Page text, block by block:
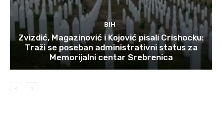
BIH
Zvizdić, Magazinović i Kojović pisali Crishocku:
Traži se poseban administrativni status za
Memorijalni centar Srebrenica